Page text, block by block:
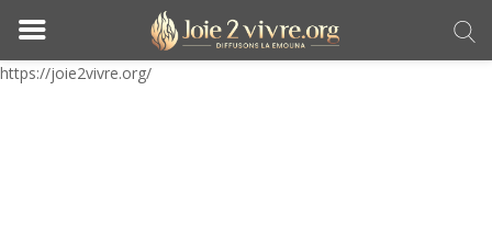
https://joie2vivre.org/